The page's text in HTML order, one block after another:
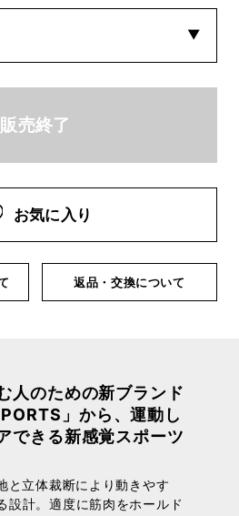
お気に入り
返品・交換について
人のための新ブランド
」から、運動し
できる新感覚スポーツ
と立体裁断により動きやす
設計。適度に筋肉をホールド